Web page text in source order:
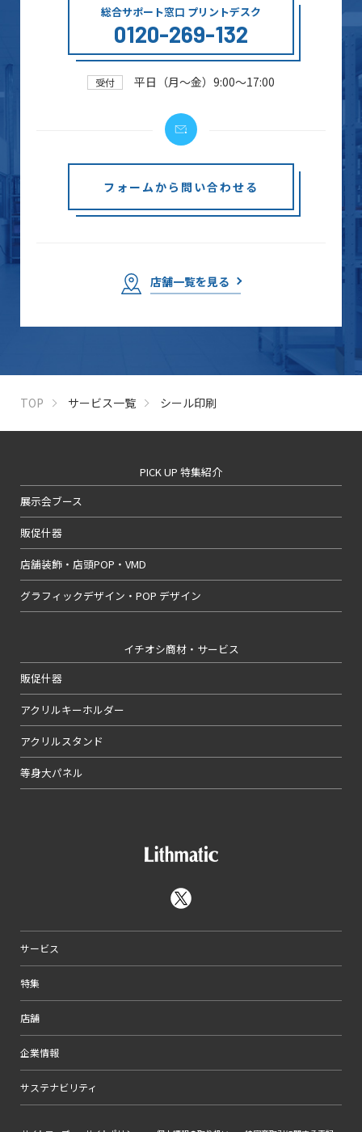
総合サポート窓口 プリントデスク
0120-269-132
受付 平日（月～金）9:00～17:00
フォームから問い合わせる
店舗一覧を見る
TOP サービス一覧 シール印刷
PICK UP 特集紹介
展示会ブース
販促什器
店舗装飾・店頭POP・VMD
グラフィックデザイン・POP デザイン
イチオシ商材・サービス
販促什器
アクリルキーホルダー
アクリルスタンド
等身大パネル
サービス
特集
店舗
企業情報
サステナビリティ